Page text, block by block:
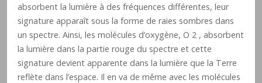
absorbent la lumière à des fréquences différentes, leur
signature apparaît sous la forme de raies sombres dans
un spectre. Ainsi, les molécules d’oxygène, O 2 , absorbent
la lumière dans la partie rouge du spectre et cette
signature devient apparente dans la lumière que la Terre
reflète dans l’espace. Il en va de même avec les molécules